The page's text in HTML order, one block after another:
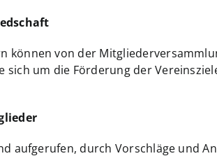
können von der
sich um die Förderung der
aufgerufen, durch Vorschläge und